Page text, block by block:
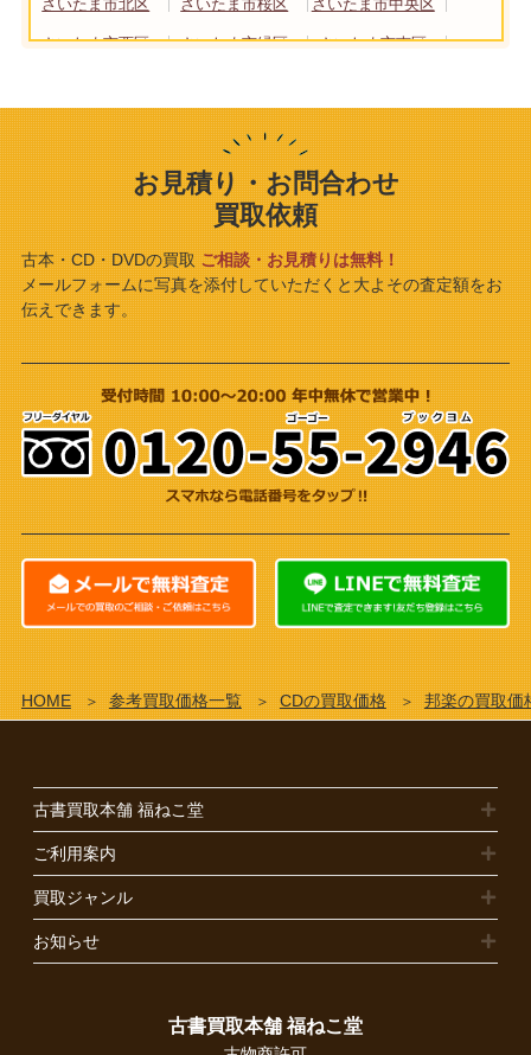
HOME 参考買取価格一覧 CDの買取価格 邦楽の買取価
さいたま市北区 さいたま市桜区 さいたま市中央区
さいたま市西区 さいたま市緑区 さいたま市南区
世田谷区 練馬区 神奈川県
川崎市 相模原市 横浜市
千葉県 千葉市
お見積り・お問合わせ
買取依頼
古本・CD・DVDの買取ご相談・お見積りは無料！
メールフォームに写真を添付していただくと大よその査定額をお
伝えできます。
古書買取本舗 福ねこ堂
ご利用案内
買取ジャンル
お知らせ
古書買取本舗 福ねこ堂